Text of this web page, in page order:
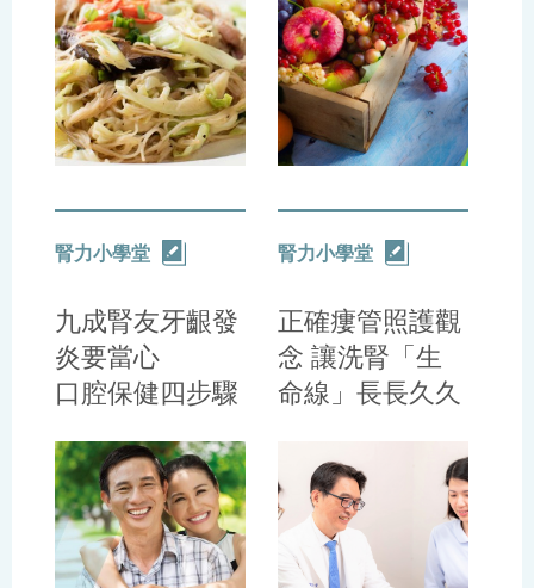
腎力小學堂
九成腎友牙齦發
炎要當心
口腔保健四步驟
腎力小學堂
正確瘻管照護觀
念 讓洗腎「生
命線」長長久久